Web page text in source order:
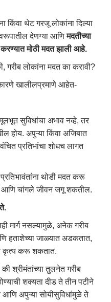
किंवा थेट गरजू लोकांना दिल्या
देणग्या आणिमदतीच्या
मोठी मदत झाली आहे.
गरीब लोकांना मदत का करावी?
खालीलप्रमाणे आहेत-
सुविधांचा अभाव नव्हे, तर
होय. अपुऱ्या किंवा अजिबात
प्रतिभांचा शोधच लागत
थोडी मदत करू
आणि चांगले जीवन जगू शकतील.
मार्ग नसल्यामुळे, अनेक गरीब
हताशेच्या जाळ्यात अडकतात,
कृत्य करू शकतात.
श्रीमंतांच्या तुलनेत गरीब
शक्यता दीड ते तीन पटीने
अपुऱ्या सोयीसुविधांमुळे ते